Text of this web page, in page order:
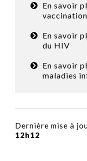
En savoir
En savoir
du HIV
En savoir
maladies
Dernière mise à
12h12